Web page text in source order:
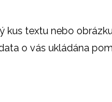
textu nebo
o vás ukládána